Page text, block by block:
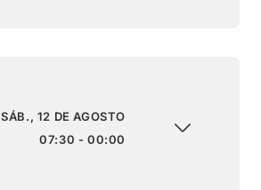
SÁB., 12 DE AGOSTO
07:30 - 00:00